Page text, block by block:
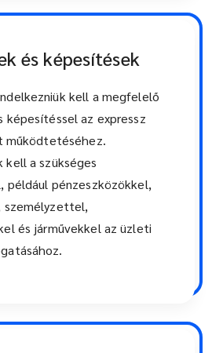
és képesítések
kell a megfelelő
képesítéssel az expressz
működtetéséhez.
kell a szükséges
például pénzeszközökkel,
személyzettel,
és járművekkel az üzleti